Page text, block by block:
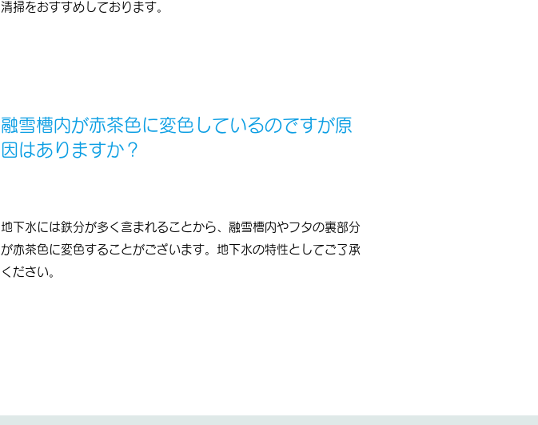
清掃をおすすめしております。
融雪槽内が赤茶色に変色しているのですが原
因はありますか？
地下水には鉄分が多く含まれることから、融雪槽内やフタの裏部分
が赤茶色に変色することがございます。地下水の特性としてご了承
ください。